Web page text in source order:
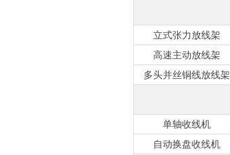
立式张力放线架
高速主动放线架
多头并丝铜线放线架
单轴收线机
自动换盘收线机